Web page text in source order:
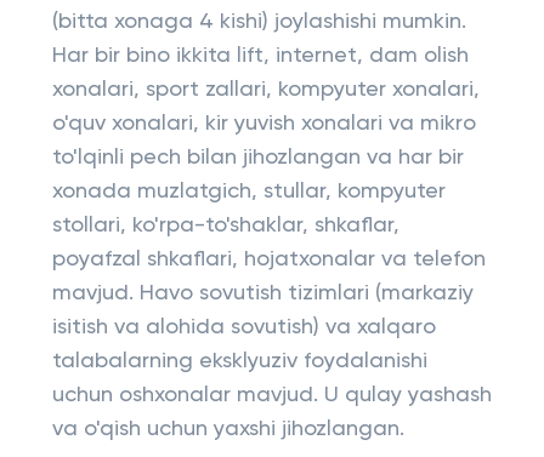
(bitta xonaga 4 kishi) joylashishi mumkin.
Har bir bino ikkita lift, internet, dam olish
xonalari, sport zallari, kompyuter xonalari,
o'quv xonalari, kir yuvish xonalari va mikro
to'lqinli pech bilan jihozlangan va har bir
xonada muzlatgich, stullar, kompyuter
stollari, ko'rpa-to'shaklar, shkaflar,
poyafzal shkaflari, hojatxonalar va telefon
mavjud. Havo sovutish tizimlari (markaziy
isitish va alohida sovutish) va xalqaro
talabalarning eksklyuziv foydalanishi
uchun oshxonalar mavjud. U qulay yashash
va o'qish uchun yaxshi jihozlangan.